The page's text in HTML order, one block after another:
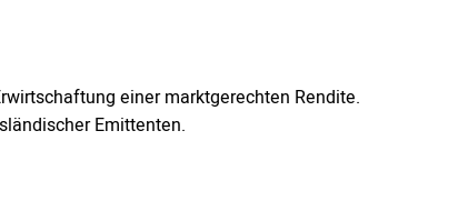
einer marktgerechten Rendite.
Emittenten.